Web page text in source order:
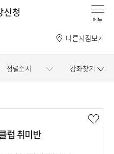
신청
다른지점보기
강좌찾기
정렬순서
럽 취미반